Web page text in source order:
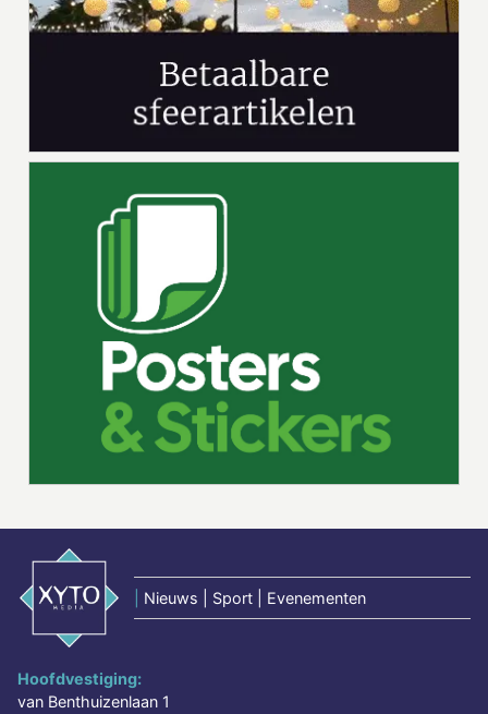
Nieuws | Sport | Evenementen
Hoofdvestiging:
van Benthuizenlaan 1